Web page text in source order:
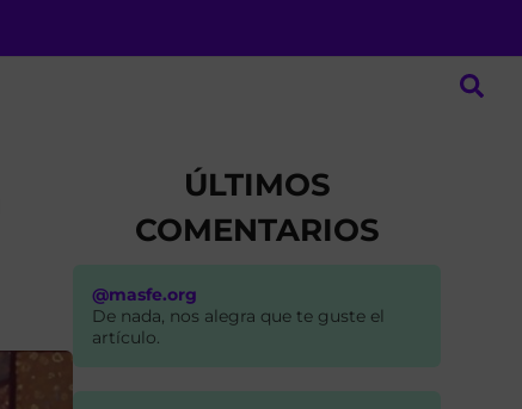
ÚLTIMOS
COMENTARIOS
@masfe.org
De nada, nos alegra que te guste el
artículo.